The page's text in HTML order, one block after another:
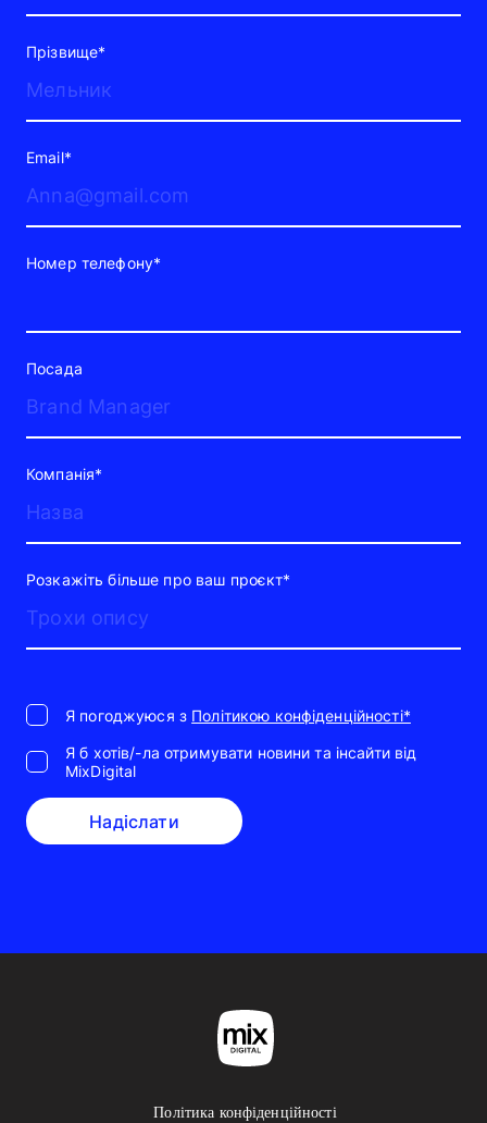
Прізвище*
Email*
Номер телефону*
Посада
Компанія*
Розкажіть більше про ваш проєкт*
Я погоджуюся з Політикою конфіденційності*
Я б хотів/-ла отримувати новини та інсайти від
MixDigital
Надіслати
Політика конфіденційності